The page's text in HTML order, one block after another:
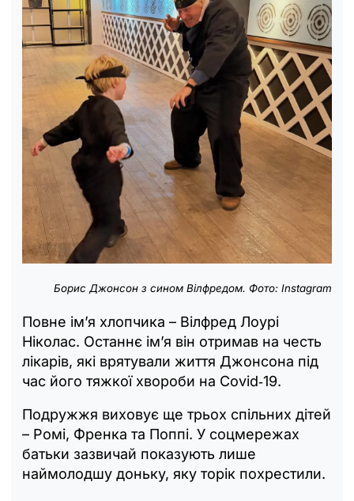
Борис Джонсон з сином Вілфредом. Фото: Instagram
Повне ім’я хлопчика – Вілфред Лоурі
Ніколас. Останнє ім’я він отримав на честь
лікарів, які врятували життя Джонсона під
час його тяжкої хвороби на Covid‑19.
Подружжя виховує ще трьох спільних дітей
– Ромі, Френка та Поппі. У соцмережах
батьки зазвичай показують лише
наймолодшу доньку, яку торік похрестили.